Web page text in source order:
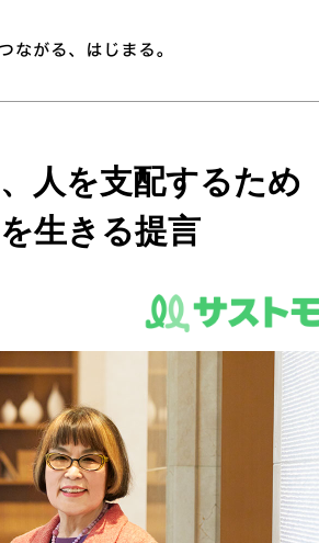
人を支配するため
生きる提言